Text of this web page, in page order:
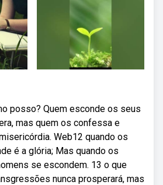
posso? Quem esconde os seus
mas quem os confessa e
Web12 quando os
é a glória; Mas quando os
se escondem. 13 o que
nunca prosperará, mas